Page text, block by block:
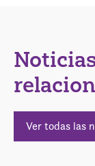
Ver todas las